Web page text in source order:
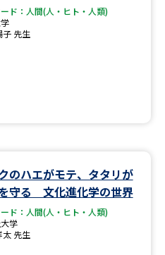
ド：人間(人・ヒト・人類)
子 先生
のハエがモテ、タタリが
守る 文化進化学の世界
ド：人間(人・ヒト・人類)
学
太 先生